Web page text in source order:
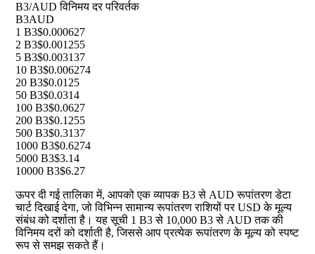
B3/AUD विनिमय दर परिवर्तक
B3AUD
1 B3$0.000627
2 B3$0.001255
5 B3$0.003137
10 B3$0.006274
20 B3$0.0125
50 B3$0.0314
100 B3$0.0627
200 B3$0.1255
500 B3$0.3137
1000 B3$0.6274
5000 B3$3.14
10000 B3$6.27
ऊपर दी गई तालिका में, आपको एक व्यापक B3 से AUD रूपांतरण डेटा
चार्ट दिखाई देगा, जो विभिन्न सामान्य रूपांतरण राशियों पर USD के मूल्य
संबंध को दर्शाता है। यह सूची 1 B3 से 10,000 B3 से AUD तक की
विनिमय दरों को दर्शाती है, जिससे आप प्रत्येक रूपांतरण के मूल्य को स्पष्ट
रूप से समझ सकते हैं।